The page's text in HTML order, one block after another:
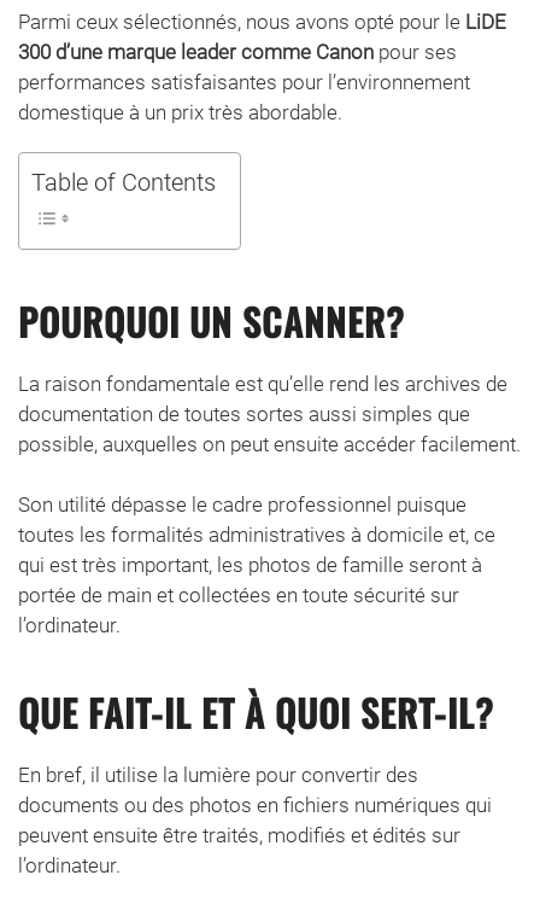
Parmi ceux sélectionnés, nous avons opté pour le LiDE
300 d’une marque leader comme Canon pour ses
performances satisfaisantes pour l’environnement
domestique à un prix très abordable.
Table of Contents
POURQUOI UN SCANNER?
La raison fondamentale est qu’elle rend les archives de
documentation de toutes sortes aussi simples que
possible, auxquelles on peut ensuite accéder facilement.
Son utilité dépasse le cadre professionnel puisque
toutes les formalités administratives à domicile et, ce
qui est très important, les photos de famille seront à
portée de main et collectées en toute sécurité sur
l’ordinateur.
QUE FAIT-IL ET À QUOI SERT-IL?
En bref, il utilise la lumière pour convertir des
documents ou des photos en fichiers numériques qui
peuvent ensuite être traités, modifiés et édités sur
l’ordinateur.